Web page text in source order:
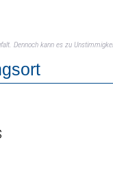
Dennoch kann es zu